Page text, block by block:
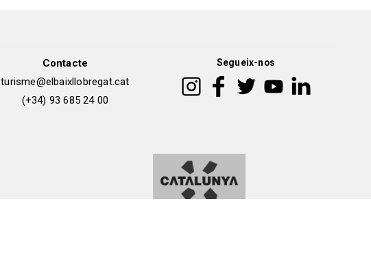
Contacte
turisme@elbaixllobregat.cat
(+34) 93 685 24 00
Segueix-nos